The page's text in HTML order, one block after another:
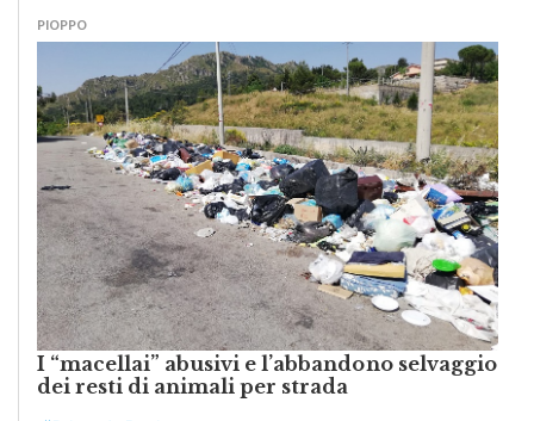
PIOPPO
I “macellai” abusivi e l’abbandono selvaggio
dei resti di animali per strada